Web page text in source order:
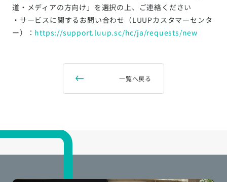
道・メディアの方向け」を選択の上、ご連絡ください
・サービスに関するお問い合わせ（LUUPカスタマーセンタ
ー）： https://support.luup.sc/hc/ja/requests/new
一覧へ戻る